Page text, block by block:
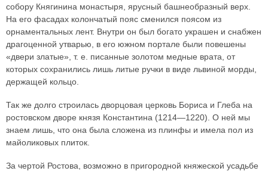
собору Княгинина монастыря, ярусный башнеобразный верх.
На его фасадах колончатый пояс сменился поясом из
орнаментальных лент. Внутри он был богато украшен и снабжен
драгоценной утварью, в его южном портале были повешены
«двери златые», т. е. писанные золотом медные врата, от
которых сохранились лишь литые ручки в виде львиной морды,
держащей кольцо.
Так же долго строилась дворцовая церковь Бориса и Глеба на
ростовском дворе князя Константина (1214—1220). О ней мы
знаем лишь, что она была сложена из плинфы и имела пол из
майоликовых плиток.
За чертой Ростова, возможно в пригородной княжеской усадьбе